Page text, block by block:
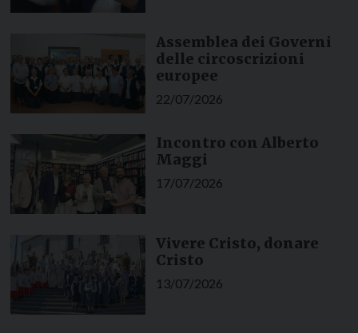
Assemblea dei Governi
delle circoscrizioni
europee
22/07/2026
Incontro con Alberto
Maggi
17/07/2026
Vivere Cristo, donare
Cristo
13/07/2026